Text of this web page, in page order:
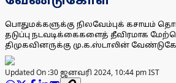
பொதுமக்களுக்கு நிலவேம்புக் கசாயம்
தடுப்பு நடவடிக்கைகளைத் தீவிரமாக
திமுகவினருக்கு மு.க.ஸ்டாலின்
Updated On :30 ஜனவரி 2024, 10:44 pm IST